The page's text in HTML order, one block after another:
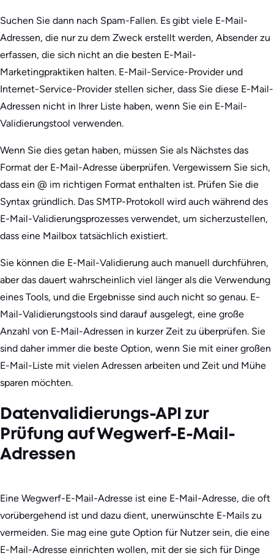
Suchen Sie dann nach Spam-Fallen. Es gibt viele E-Mail-
Adressen, die nur zu dem Zweck erstellt werden, Absender zu
erfassen, die sich nicht an die besten E-Mail-
Marketingpraktiken halten. E-Mail-Service-Provider und
Internet-Service-Provider stellen sicher, dass Sie diese E-Mail-
Adressen nicht in Ihrer Liste haben, wenn Sie ein E-Mail-
Validierungstool verwenden.
Wenn Sie dies getan haben, müssen Sie als Nächstes das
Format der E-Mail-Adresse überprüfen. Vergewissern Sie sich,
dass ein @ im richtigen Format enthalten ist. Prüfen Sie die
Syntax gründlich. Das SMTP-Protokoll wird auch während des
E-Mail-Validierungsprozesses verwendet, um sicherzustellen,
dass eine Mailbox tatsächlich existiert.
Sie können die E-Mail-Validierung auch manuell durchführen,
aber das dauert wahrscheinlich viel länger als die Verwendung
eines Tools, und die Ergebnisse sind auch nicht so genau. E-
Mail-Validierungstools sind darauf ausgelegt, eine große
Anzahl von E-Mail-Adressen in kurzer Zeit zu überprüfen. Sie
sind daher immer die beste Option, wenn Sie mit einer großen
E-Mail-Liste mit vielen Adressen arbeiten und Zeit und Mühe
sparen möchten.
Datenvalidierungs-API zur
Prüfung auf Wegwerf-E-Mail-
Adressen
Eine Wegwerf-E-Mail-Adresse ist eine E-Mail-Adresse, die oft
vorübergehend ist und dazu dient, unerwünschte E-Mails zu
vermeiden. Sie mag eine gute Option für Nutzer sein, die eine
E-Mail-Adresse einrichten wollen, mit der sie sich für Dinge